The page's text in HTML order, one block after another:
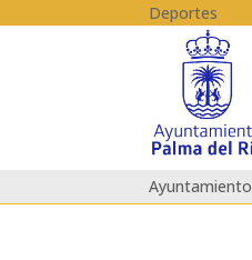
Deportes
Ayuntamiento